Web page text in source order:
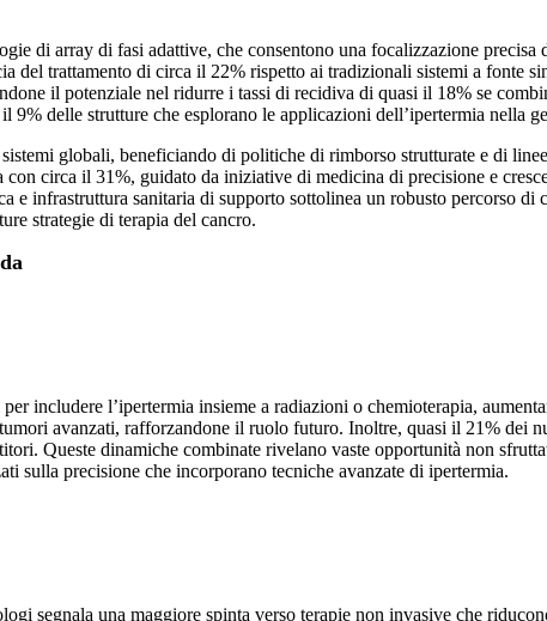
di array di fasi adattive, che consentono una focalizzazione precisa
del trattamento di circa il 22% rispetto ai tradizionali sistemi a fonte
il potenziale nel ridurre i tassi di recidiva di quasi il 18% se
9% delle strutture che esplorano le applicazioni dell’ipertermia nella
globali, beneficiando di politiche di rimborso strutturate e di
circa il 31%, guidato da iniziative di medicina di precisione e
infrastruttura sanitaria di supporto sottolinea un robusto percorso di
strategie di terapia del cancro.
includere l’ipertermia insieme a radiazioni o chemioterapia,
avanzati, rafforzandone il ruolo futuro. Inoltre, quasi il 21% dei
Queste dinamiche combinate rivelano vaste opportunità non
sulla precisione che incorporano tecniche avanzate di ipertermia.
segnala una maggiore spinta verso terapie non invasive che